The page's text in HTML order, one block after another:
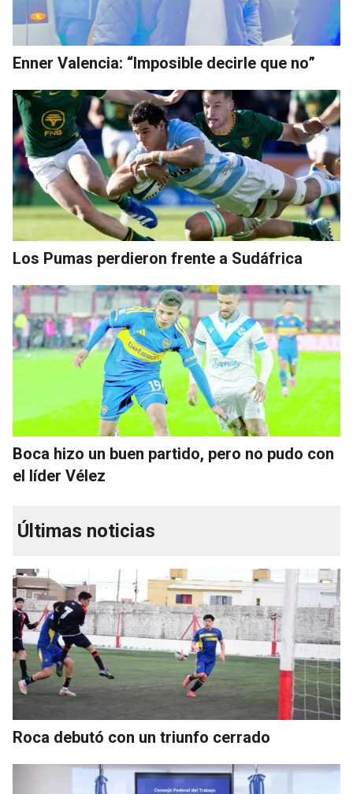
Enner Valencia: “Imposible decirle que no”
Los Pumas perdieron frente a Sudáfrica
Boca hizo un buen partido, pero no pudo con
el líder Vélez
Últimas noticias
Roca debutó con un triunfo cerrado